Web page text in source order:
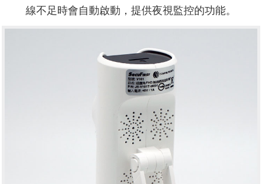
線不足時會自動啟動，提供夜視監控的功能。